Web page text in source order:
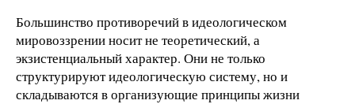
Большинство противоречий в идеологическом
мировоззрении носит не теоретический, а
экзистенциальный характер. Они не только
структурируют идеологическую систему, но и
складываются в организующие принципы жизни